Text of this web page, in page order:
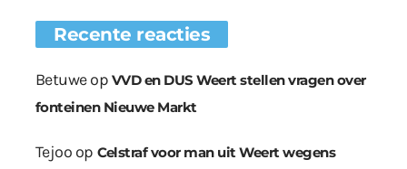
Recente reacties
Betuweop VVD en DUS Weert stellen vragen over
fonteinen Nieuwe Markt
Tejoo op Celstraf voor man uit Weert wegens